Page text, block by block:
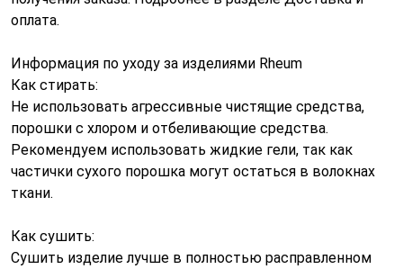
оплата.
Информация по уходу за изделиями Rheum
Как стирать:
Не использовать агрессивные чистящие средства,
порошки с хлором и отбеливающие средства.
Рекомендуем использовать жидкие гели, так как
частички сухого порошка могут остаться в волокнах
ткани.
Как сушить:
Сушить изделие лучше в полностью расправленном